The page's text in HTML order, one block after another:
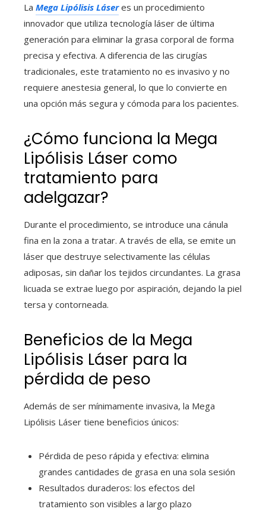
La Mega Lipólisis Láseres un procedimiento
innovador que utiliza tecnología láser de última
generación para eliminar la grasa corporal de forma
precisa y efectiva. A diferencia de las cirugías
tradicionales, este tratamiento no es invasivo y no
requiere anestesia general, lo que lo convierte en
una opción más segura y cómoda para los pacientes.
¿Cómo funciona la Mega
Lipólisis Láser como
tratamiento para
adelgazar?
Durante el procedimiento, se introduce una cánula
fina en la zona a tratar. A través de ella, se emite un
láser que destruye selectivamente las células
adiposas, sin dañar los tejidos circundantes. La grasa
licuada se extrae luego por aspiración, dejando la piel
tersa y contorneada.
Beneficios de la Mega
Lipólisis Láser para la
pérdida de peso
Además de ser mínimamente invasiva, la Mega
Lipólisis Láser tiene beneficios únicos:
Pérdida de peso rápida y efectiva: elimina
grandes cantidades de grasa en una sola sesión
Resultados duraderos: los efectos del
tratamiento son visibles a largo plazo